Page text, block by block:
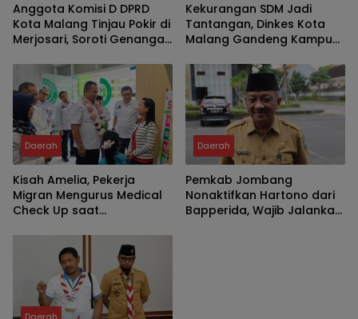
Anggota Komisi D DPRD
Kota Malang Tinjau Pokir di
Merjosari, Soroti Genangan
Penyelesaian Drainase
Secara Gotong Royong
Kekurangan SDM Jadi
Tantangan, Dinkes Kota
Malang Gandeng Kampus
Kesehatan Masyarakat
Daerah
Kisah Amelia, Pekerja
Migran Mengurus Medical
Check Up saat
Jember
Daerah
Pemkab Jombang
Nonaktifkan Hartono dari
Bapperida, Wajib Jalankan
Daerah